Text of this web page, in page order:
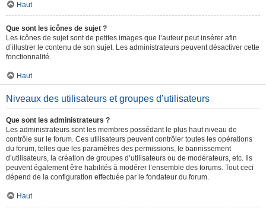
Haut
Que sont les icônes de sujet ?
Les icônes de sujet sont de petites images que l’auteur peut insérer afin
d’illustrer le contenu de son sujet. Les administrateurs peuvent désactiver cette
fonctionnalité.
Haut
Niveaux des utilisateurs et groupes d’utilisateurs
Que sont les administrateurs ?
Les administrateurs sont les membres possédant le plus haut niveau de
contrôle sur le forum. Ces utilisateurs peuvent contrôler toutes les opérations
du forum, telles que les paramètres des permissions, le bannissement
d’utilisateurs, la création de groupes d’utilisateurs ou de modérateurs, etc. Ils
peuvent également être habilités à modérer l’ensemble des forums. Tout ceci
dépend de la configuration effectuée par le fondateur du forum.
Haut